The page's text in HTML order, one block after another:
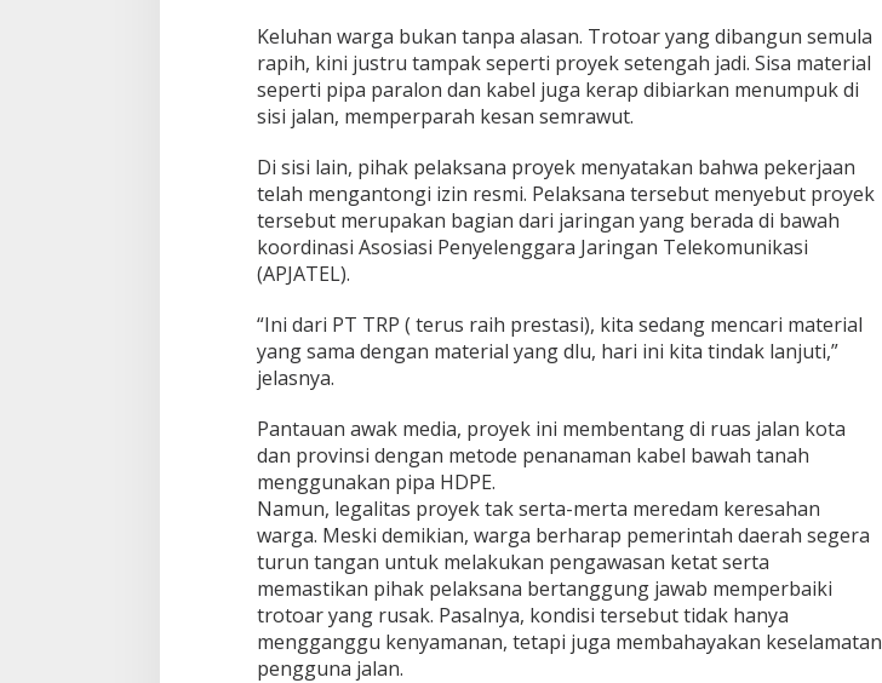
Keluhan warga bukan tanpa alasan. Trotoar yang dibangun semula
rapih, kini justru tampak seperti proyek setengah jadi. Sisa material
seperti pipa paralon dan kabel juga kerap dibiarkan menumpuk di
sisi jalan, memperparah kesan semrawut.
Di sisi lain, pihak pelaksana proyek menyatakan bahwa pekerjaan
telah mengantongi izin resmi. Pelaksana tersebut menyebut proyek
tersebut merupakan bagian dari jaringan yang berada di bawah
koordinasi Asosiasi Penyelenggara Jaringan Telekomunikasi
(APJATEL).
“Ini dari PT TRP ( terus raih prestasi), kita sedang mencari material
yang sama dengan material yang dlu, hari ini kita tindak lanjuti,”
jelasnya.
Pantauan awak media, proyek ini membentang di ruas jalan kota
dan provinsi dengan metode penanaman kabel bawah tanah
menggunakan pipa HDPE.
Namun, legalitas proyek tak serta-merta meredam keresahan
warga. Meski demikian, warga berharap pemerintah daerah segera
turun tangan untuk melakukan pengawasan ketat serta
memastikan pihak pelaksana bertanggung jawab memperbaiki
trotoar yang rusak. Pasalnya, kondisi tersebut tidak hanya
mengganggu kenyamanan, tetapi juga membahayakan keselamatan
pengguna jalan.